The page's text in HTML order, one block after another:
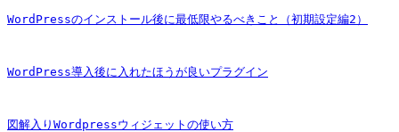
WordPressのインストール後に最低限やるべきこと（初期設定編2）
WordPress導入後に入れたほうが良いプラグイン
図解入りWordpressウィジェットの使い方